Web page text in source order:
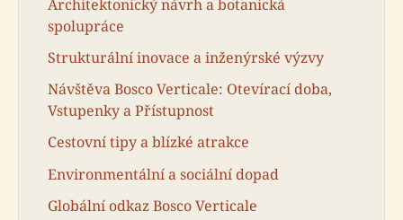
Architektonický návrh a botanická
spolupráce
Strukturální inovace a inženýrské výzvy
Návštěva Bosco Verticale: Otevírací doba,
Vstupenky a Přístupnost
Cestovní tipy a blízké atrakce
Environmentální a sociální dopad
Globální odkaz Bosco Verticale